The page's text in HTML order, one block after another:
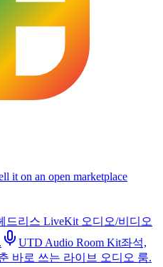
it on an open marketplace
드리스 LiveKit 오디오/비디오
UTD Audio Room Kit좌석,
바로 쓰는 라이브 오디오 룸.